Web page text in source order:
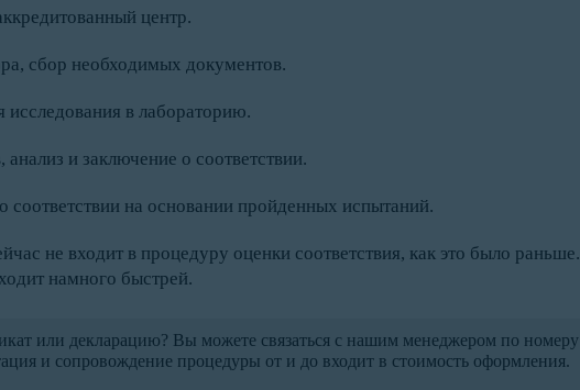
центр.
сбор необходимых документов.
исследования в лабораторию.
и заключение о соответствии.
соответствии на основании пройденных испытаний.
не входит в процедуру оценки соответствия, как это было раньше.
намного быстрей.
или декларацию? Вы можете связаться с нашим менеджером по номеру
и сопровождение процедуры от и до входит в стоимость оформления.